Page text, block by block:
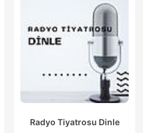
Radyo Tiyatrosu Dinle